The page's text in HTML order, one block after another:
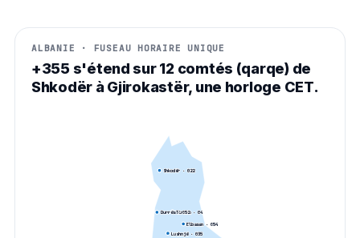
ALBANIE · FUSEAU HORAIRE UNIQUE
+355 s'étend sur 12 comtés (qarqe) de
Shkodër à Gjirokastër, une horloge CET.
Tirana· 04
Durrës· 052
Shkodër· 022
Elbasan· 054
Lushnjë· 035